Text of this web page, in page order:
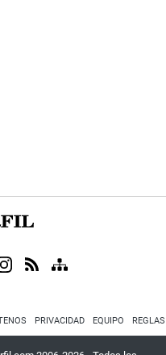
PRIVACIDAD EQUIPO